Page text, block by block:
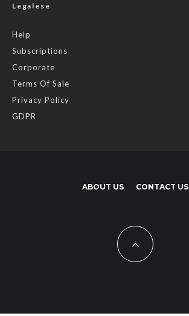
Legalese
Help
Subscriptions
Corporate
Terms Of Sale
Privacy Policy
GDPR
ABOUT US CONTACT US